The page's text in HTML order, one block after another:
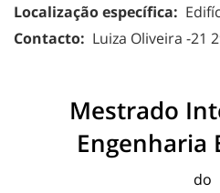
Localização específica:
Contacto: Luiza Oliveira -21
Mestrado
Engenharia
do